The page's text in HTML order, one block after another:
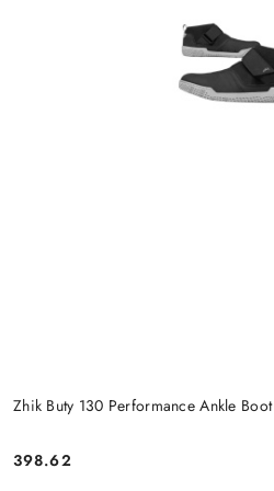
Zhik Buty 130 Performance Ankle Boot
Cena:
398.62